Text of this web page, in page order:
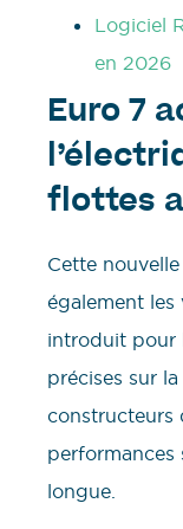
Logiciel
en 2026
Euro 7
flottes
Cette
également les
introduit pour
précises sur
constructeurs
performances
longue.